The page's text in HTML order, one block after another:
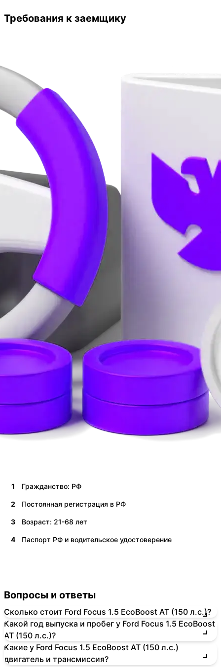
Требования к заемщику
1 Гражданство: РФ
2 Постоянная регистрация в РФ
3 Возраст: 21-68 лет
4 Паспорт РФ и водительское удостоверение
Вопросы и ответы
Сколько стоит Ford Focus 1.5 EcoBoost AT (150 л.с.)?
Какой год выпуска и пробег у Ford Focus 1.5 EcoBoost
AT (150 л.с.)?
Какие у Ford Focus 1.5 EcoBoost AT (150 л.с.)
двигатель и трансмиссия?